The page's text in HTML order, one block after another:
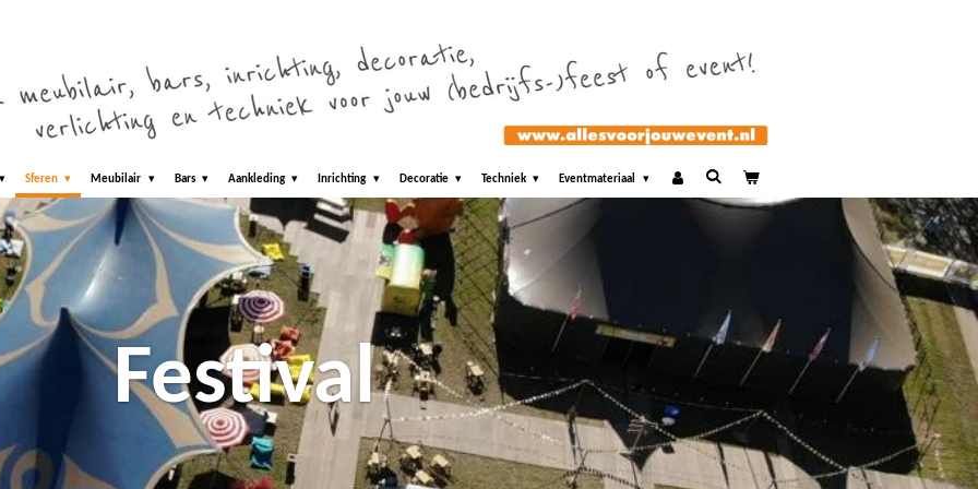
Sferen Meubilair Bars Aankleding Inrichting Decoratie Techniek Eventmateriaal
Festival